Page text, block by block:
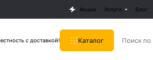
Акции Услуги Блог
с доставкой! Каталог